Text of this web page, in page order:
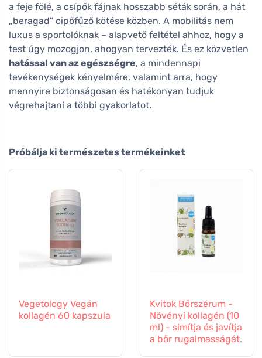
a feje fölé, a csípők fájnak hosszabb séták során, a hát
„beragad” cipőfűző kötése közben. A mobilitás nem
luxus a sportolóknak – alapvető feltétel ahhoz, hogy a
test úgy mozogjon, ahogyan tervezték. És ez közvetlen
hatással van az egészségre, a mindennapi
tevékenységek kényelmére, valamint arra, hogy
mennyire biztonságosan és hatékonyan tudjuk
végrehajtani a többi gyakorlatot.
Próbálja ki természetes termékeinket
Vegetology Vegán
kollagén 60 kapszula
Kvitok Bőrszérum -
Növényi kollagén (10
ml) - simítja és javítja
a bőr rugalmasságát.